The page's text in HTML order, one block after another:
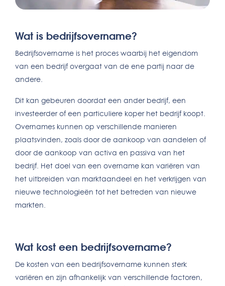
Wat is bedrijfsovername?
Bedrijfsovername is het proces waarbij het eigendom
van een bedrijf overgaat van de ene partij naar de
andere.
Dit kan gebeuren doordat een ander bedrijf, een
investeerder of een particuliere koper het bedrijf koopt.
Overnames kunnen op verschillende manieren
plaatsvinden, zoals door de aankoop van aandelen of
door de aankoop van activa en passiva van het
bedrijf. Het doel van een overname kan variëren van
het uitbreiden van marktaandeel en het verkrijgen van
nieuwe technologieën tot het betreden van nieuwe
markten.
Wat kost een bedrijfsovername?
De kosten van een bedrijfsovername kunnen sterk
variëren en zijn afhankelijk van verschillende factoren,